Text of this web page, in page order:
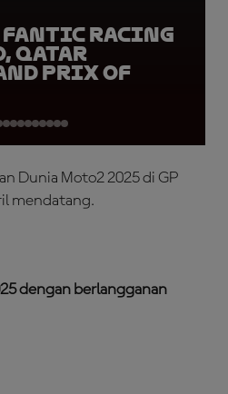
Fantic Racing
Qatar
Prix of
Dunia Moto2 2025 di GP
mendatang.
dengan berlangganan